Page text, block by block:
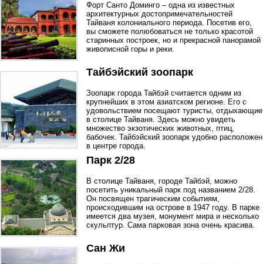
Форт Санто Доминго – одна из известных
архитектурных достопримечательностей
Тайваня колониального периода. Посетив его,
вы сможете полюбоваться не только красотой
старинных построек, но и прекрасной панорамой
живописной горы и реки.
Тайбэйский зоопарк
Зоопарк города Тайбэй считается одним из
крупнейших в этом азиатском регионе. Его с
удовольствием посещают туристы, отдыхающие
в столице Тайваня. Здесь можно увидеть
множество экзотических животных, птиц,
бабочек. Тайбэйский зоопарк удобно расположен
в центре города.
Парк 2/28
В столице Тайваня, городе Тайбэй, можно
посетить уникальный парк под названием 2/28.
Он посвящен трагическим событиям,
происходившим на острове в 1947 году. В парке
имеется два музея, монумент мира и несколько
скульптур. Сама парковая зона очень красива.
Сан Жи